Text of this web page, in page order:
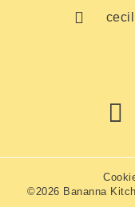
©2026 Bananna